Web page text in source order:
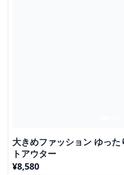
大きめファッション ゆったりシルエットのライ
トアウター
¥8,580